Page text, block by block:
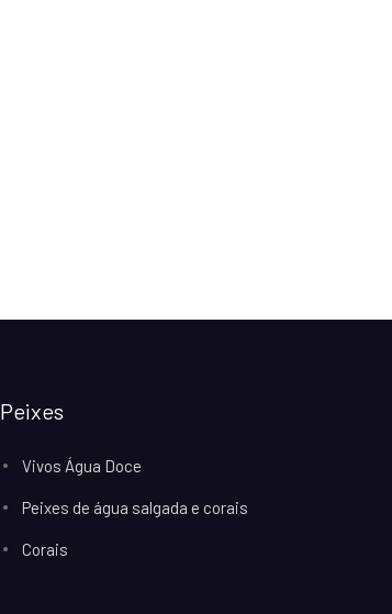
Peixes
Vivos Água Doce
Peixes de água salgada e corais
Corais